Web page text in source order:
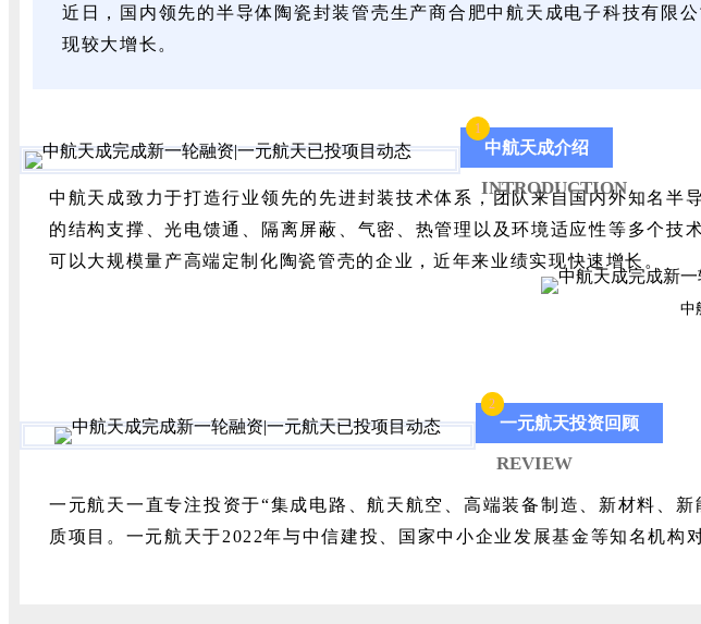
近日，国内领先的半导体陶瓷封装管壳生产商合肥中航天成电子科技有限
现较大增长。
1
中航天成介绍
INTRODUCTION
中航天成致力于打造行业领先的先进封装技术体系，团队来自国内外知名
的结构支撑、光电馈通、隔离屏蔽、气密、热管理以及环境适应性等多个
可以大规模量产高端定制化陶瓷管壳的企业，近年来业绩实现快速增长。
中
2
一元航天投资回顾
REVIEW
一元航天一直专注投资于“集成电路、航天航空、高端装备制造、新材料、
质项目。一元航天于2022年与中信建投、国家中小企业发展基金等知名机构